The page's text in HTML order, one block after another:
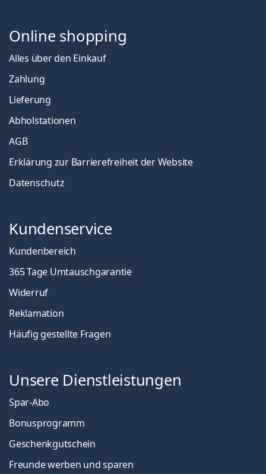
Online shopping
Alles über den Einkauf
Zahlung
Lieferung
Abholstationen
AGB
Erklärung zur Barrierefreiheit der Website
Datenschutz
Kundenservice
Kundenbereich
365 Tage Umtauschgarantie
Widerruf
Reklamation
Häufig gestellte Fragen
Unsere Dienstleistungen
Spar-Abo
Bonusprogramm
Geschenkgutschein
Freunde werben und sparen